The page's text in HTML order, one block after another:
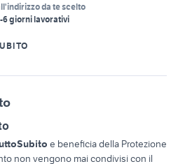
da te scelto
-6giorni lavorativi
e beneficia della Protezione
non vengono mai condivisi con il